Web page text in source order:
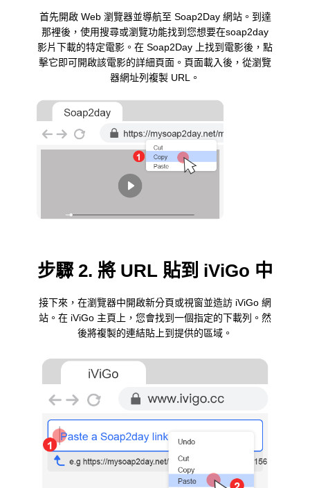
首先開啟 Web 瀏覽器並導航至 Soap2Day 網站。到達
那裡後，使用搜尋或瀏覽功能找到您想要在soap2day
影片下載的特定電影。在 Soap2Day 上找到電影後，點
擊它即可開啟該電影的詳細頁面。頁面載入後，從瀏覽
器網址列複製 URL。
步驟 2. 將 URL 貼到 iViGo 中
接下來，在瀏覽器中開啟新分頁或視窗並造訪 iViGo 網
站。在 iViGo 主頁上，您會找到一個指定的下載列。然
後將複製的連結貼上到提供的區域。